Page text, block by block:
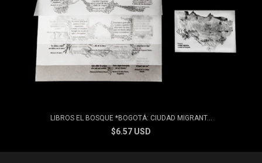
LIBROS EL BOSQUE *BOGOTÁ: CIUDAD MIGRANT...
$6.57 USD